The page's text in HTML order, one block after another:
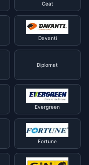
Ceat
Davanti
Diplomat
Evergreen
Fortune